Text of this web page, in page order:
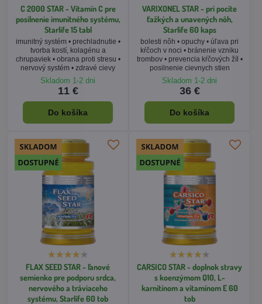
C 2000 STAR - Vitamín C pre
posilnenie imunitného systému,
Starlife 15 tabl
imunitný systém • prechladnutie •
tvorba kostí, kolagénu a
chrupaviek • obrana proti stresu •
nervový systém • zdravé cievy
Skladom 1-2 dni
11 €
Do košíka
VARIXONEL STAR - pri pocite
ťažkých a unavených nôh,
Starlife 60 kaps
bolesti nôh • opuchy • úľava pri
kŕčoch v noci • bránenie vzniku
trombov • prevencia kŕčových žíl •
posilnenie cievnych stien
Skladom 1-2 dni
36 €
Do košíka
FLAX SEED STAR - ľanové
semienko pre podporu srdca,
nervového a tráviaceho
systému, Starlife 60 tob
CARSICO STAR - doplnok stravy
s koenzýmom Q10, L-
karnitínom a vitamínom E 60
tob